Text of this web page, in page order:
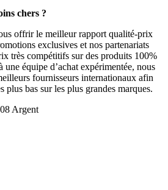
chers ?
offrir le meilleur rapport qualité-prix
exclusives et nos partenariats
très compétitifs sur des produits 100%
équipe d’achat expérimentée, nous
fournisseurs internationaux afin
plus bas sur les plus grandes marques.
Argent